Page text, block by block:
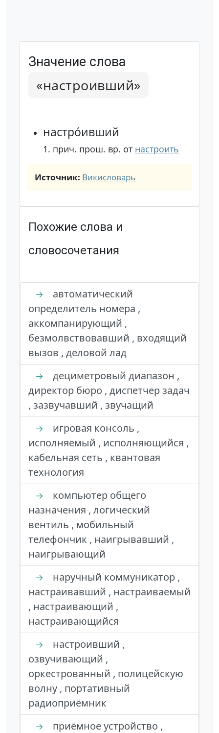
Значение слова
«настроивший»
настро́ивший
1. прич. прош. вр. от настроить
Источник: Викисловарь
Похожие слова и
словосочетания
→
автоматический
определитель номера ,
аккомпанирующий ,
безмолвствовавший , входящий
вызов , деловой лад
→
дециметровый диапазон ,
директор бюро , диспетчер задач
, зазвучавший , звучащий
→
игровая консоль ,
исполняемый , исполняющийся ,
кабельная сеть , квантовая
технология
→
компьютер общего
назначения , логический
вентиль , мобильный
телефончик , наигрывавший ,
наигрывающий
→
наручный коммуникатор ,
настраивавший , настраиваемый
, настраивающий ,
настраивающийся
→
настроивший ,
озвучивающий ,
оркестрованный , полицейскую
волну , портативный
радиоприёмник
→
приёмное устройство ,